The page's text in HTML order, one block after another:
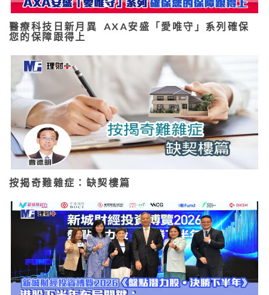
醫療科技日新月異 AXA安盛「愛唯守」系列確保
您的保障跟得上
按揭奇難雜症：缺契樓篇